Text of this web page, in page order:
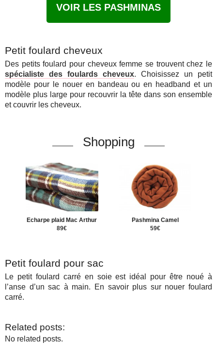
VOIR LES PASHMINAS
Petit foulard cheveux
Des petits foulard pour cheveux femme se trouvent chez le
spécialiste des foulards cheveux. Choisissez un petit
modèle pour le nouer en bandeau ou en headband et un
modèle plus large pour recouvrir la tête dans son ensemble
et couvrir les cheveux.
Shopping
Echarpe plaid Mac Arthur
89€
Pashmina Camel
59€
Petit foulard pour sac
Le petit foulard carré en soie est idéal pour être noué à
l’anse d’un sac à main. En savoir plus sur nouer foulard
carré.
Related posts:
No related posts.